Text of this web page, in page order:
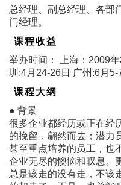
总经理、副总经理、各部
门经理。
课程收益
举办时间： 上海：2009
圳:4月24-26日 广州:6月5-
课程大纲
● 背景
很多企业都经历或正在经
的挽留，翩然而去；潜力
甚至重点培养的员工，也
企业无尽的懊恼和叹息。
总是该走的没有走，不该